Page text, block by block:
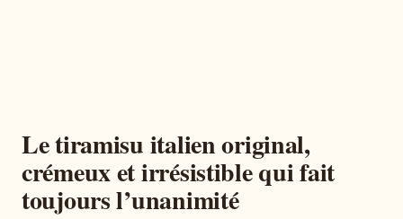
Le tiramisu italien original,
crémeux et irrésistible qui fait
toujours l’unanimité